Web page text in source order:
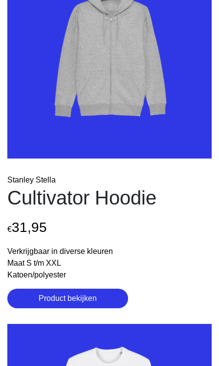
Stanley Stella
Cultivator Hoodie
€31,95
Verkrijgbaar in diverse kleuren
Maat S t/m XXL
Katoen/polyester
Product bekijken